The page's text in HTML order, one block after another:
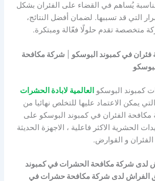
يُساهم في القضاء على الفئران بشكل
التي قد تسببها. لضمان أفضل النتائج،
متخصصة تقدم حلولًا فعّالة ومبتكرة.
في كمبوند البوسكو
شركة مكافحة
كمبوند البوسكو العالمية لابادة الحشرات
يمكن الاعتماد عليها للتخلص نهائيا من
مكافحة الفئران في كمبوند البوسكو على
الحشرية الاكثر فاعلية ، الاجهزة الحديثة
و القوارض.
لدى شركة مكافحة الحشرات في كمبوند
الفراش لدى شركة مكافحة حشرات في